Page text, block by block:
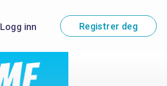
Logg inn Registrer deg